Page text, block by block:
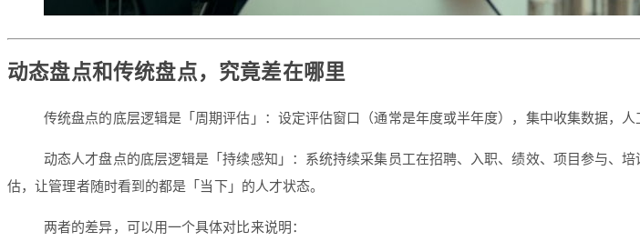
动态盘点和传统盘点，究竟差在哪里
传统盘点的底层逻辑是「周期评估」：设定评估窗口（通常是年度或半年度），集中收集数据，
动态人才盘点的底层逻辑是「持续感知」：系统持续采集员工在招聘、入职、绩效、项目参与、
估，让管理者随时看到的都是「当下」的人才状态。
两者的差异，可以用一个具体对比来说明：